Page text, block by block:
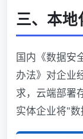
三、本
国内《数据安
办法》对企业
求，云端部署
实体企业将"数